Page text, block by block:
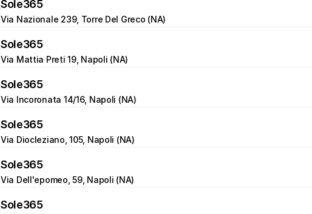
Sole365
Via Nazionale 239, Torre Del Greco (NA)
Sole365
Via Mattia Preti 19, Napoli (NA)
Sole365
Via Incoronata 14/16, Napoli (NA)
Sole365
Via Diocleziano, 105, Napoli (NA)
Sole365
Via Dell'epomeo, 59, Napoli (NA)
Sole365